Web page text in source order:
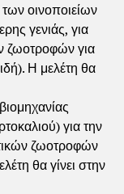
οινοποιείων
γενιάς, για
ζωοτροφών για
Η μελέτη θα
για την
ζωοτροφών
θα γίνει στην